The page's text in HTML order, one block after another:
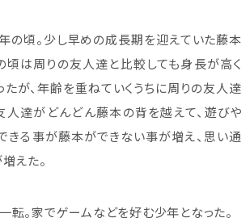
の頃。少し早めの成長期を迎えていた藤本
頃は周りの友人達と比較しても身長が高く
が、年齢を重ねていくうちに周りの友人達
人達がどんどん藤本の背を越えて、遊びや
きる事が藤本ができない事が増え、思い通
えた。
転。家でゲームなどを好む少年となった。